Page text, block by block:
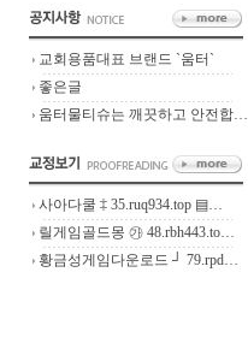
교회용품대표 브랜드 `움터`
좋은글
움터물티슈는 깨끗하고 안전합…
사아다쿨 ‡ 35.ruq934.top ▤…
릴게임골드몽 ㉮ 48.rbh443.to…
황금성게임다운로드 ┘ 79.rpd…